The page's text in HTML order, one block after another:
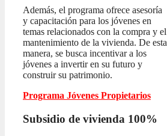
Además, el programa ofrece asesoría
y capacitación para los jóvenes en
temas relacionados con la compra y el
mantenimiento de la vivienda. De esta
manera, se busca incentivar a los
jóvenes a invertir en su futuro y
construir su patrimonio.
Programa Jóvenes Propietarios
Subsidio de vivienda 100%